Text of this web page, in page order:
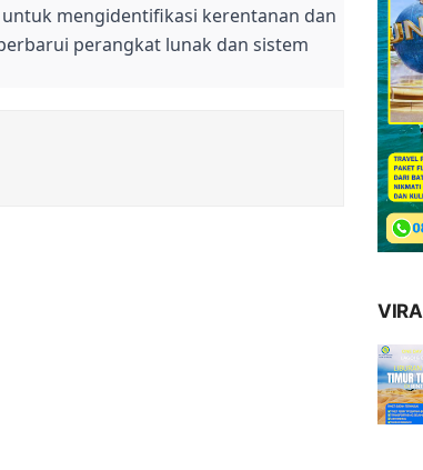
mengidentifikasi kerentanan dan
perangkat lunak dan sistem